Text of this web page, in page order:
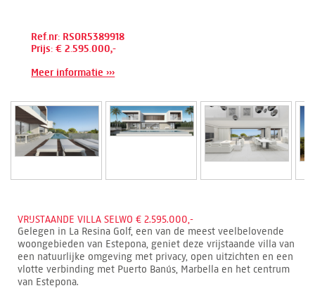
Ref.nr: RSOR5389918
Prijs: € 2.595.000,-
Meer informatie ›››
VRIJSTAANDE VILLA SELWO € 2.595.000,-
Gelegen in La Resina Golf, een van de meest veelbelovende
woongebieden van Estepona, geniet deze vrijstaande villa van
een natuurlijke omgeving met privacy, open uitzichten en een
vlotte verbinding met Puerto Banús, Marbella en het centrum
van Estepona.